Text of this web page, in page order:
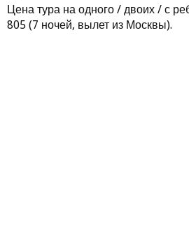
Цена тура на одного / двоих / с
805 (7 ночей, вылет из Москвы).